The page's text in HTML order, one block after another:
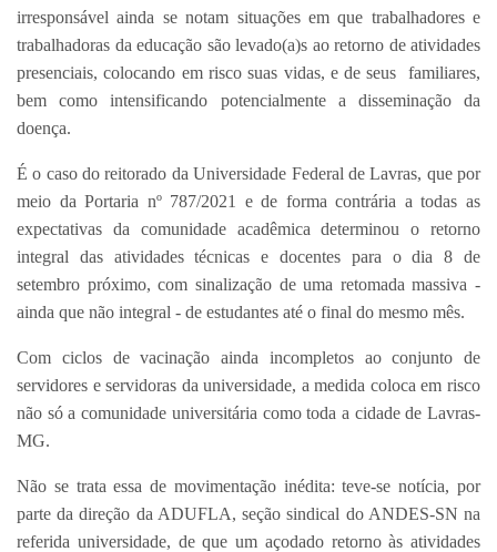
irresponsável ainda se notam situações em que trabalhadores e
trabalhadoras da educação são levado(a)s ao retorno de atividades
presenciais, colocando em risco suas vidas, e de seus familiares,
bem como intensificando potencialmente a disseminação da
doença.
É o caso do reitorado da Universidade Federal de Lavras, que por
meio da Portaria nº 787/2021 e de forma contrária a todas as
expectativas da comunidade acadêmica determinou o retorno
integral das atividades técnicas e docentes para o dia 8 de
setembro próximo, com sinalização de uma retomada massiva -
ainda que não integral - de estudantes até o final do mesmo mês.
Com ciclos de vacinação ainda incompletos ao conjunto de
servidores e servidoras da universidade, a medida coloca em risco
não só a comunidade universitária como toda a cidade de Lavras-
MG.
Não se trata essa de movimentação inédita: teve-se notícia, por
parte da direção da ADUFLA, seção sindical do ANDES-SN na
referida universidade, de que um açodado retorno às atividades